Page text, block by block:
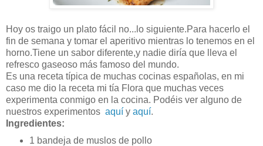
Hoy os traigo un plato fácil no...lo siguiente.Para hacerlo el
fin de semana y tomar el aperitivo mientras lo tenemos en el
horno.Tiene un sabor diferente,y nadie diría que lleva el
refresco gaseoso más famoso del mundo.
Es una receta típica de muchas cocinas españolas, en mi
caso me dio la receta mi tía Flora que muchas veces
experimenta conmigo en la cocina. Podéis ver alguno de
nuestros experimentos aquí y aquí.
Ingredientes:
1 bandeja de muslos de pollo